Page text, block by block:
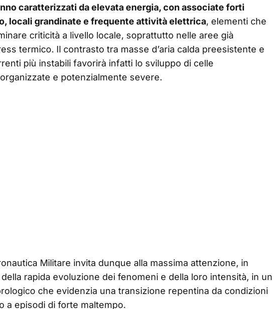
caratterizzati da elevata energia, con associate forti
locali grandinate e frequente attività elettrica, elementi che
criticità a livello locale, soprattutto nelle aree già
termico. Il contrasto tra masse d’aria calda preesistente e
più instabili favorirà infatti lo sviluppo di celle
e potenzialmente severe.
Militare invita dunque alla massima attenzione, in
rapida evoluzione dei fenomeni e della loro intensità, in un
che evidenzia una transizione repentina da condizioni
a episodi di forte maltempo.